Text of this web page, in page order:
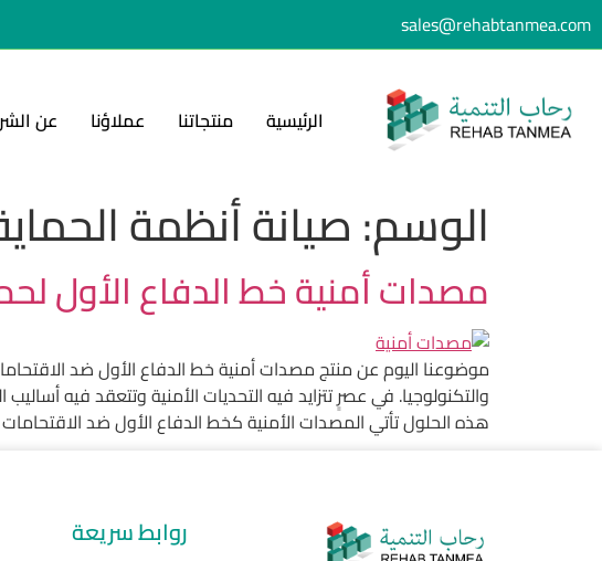
sales@rehabtanmea.com
الرئيسية منتجاتنا عملاؤنا عن
الوسم:صيانة أنظمة
مصدات أمنية خط الدفاع الأول
موضوعنا اليوم عن منتج مصدات أمنية خط الدفاع الأول ضد
والتكنولوجيا. في عصرٍ تتزايد فيه التحديات الأمنية وتتعقد فيه
هذه الحلول تأتي المصدات الأمنية كخط الدفاع الأول ضد
روابط سريعة